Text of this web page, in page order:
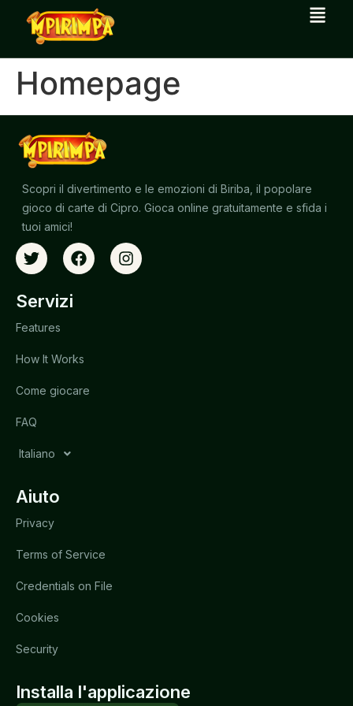
Homepage
Scopri il divertimento e le emozioni di Biriba, il popolare
gioco di carte di Cipro. Gioca online gratuitamente e sfida i
tuoi amici!
Servizi
Features
How It Works
Come giocare
FAQ
Italiano
Aiuto
Privacy
Terms of Service
Credentials on File
Cookies
Security
Installa l'applicazione